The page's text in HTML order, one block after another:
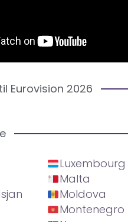
Eurovision 2026
Luxembourg
Malta
Moldova
Montenegro